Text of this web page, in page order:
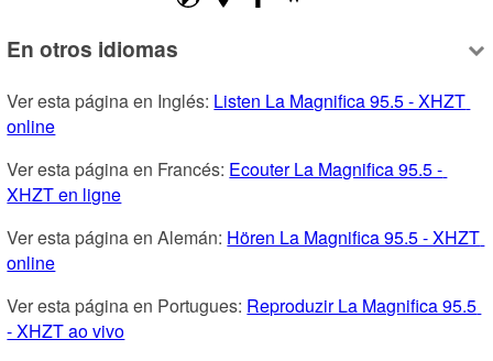
En otros idiomas
Ver esta página en Inglés: Listen La Magnifica 95.5 - XHZT
online
Ver esta página en Francés: Ecouter La Magnifica 95.5 -
XHZT en ligne
Ver esta página en Alemán: Hören La Magnifica 95.5 - XHZT
online
Ver esta página en Portugues: Reproduzir La Magnifica 95.5
- XHZT ao vivo